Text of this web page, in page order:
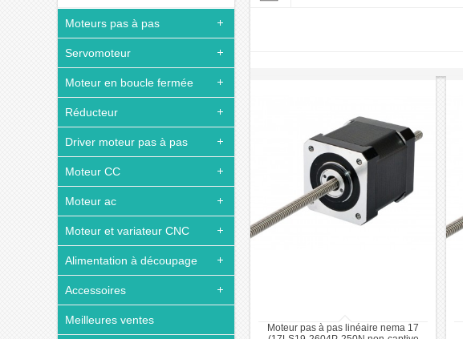
Moteurs pas à pas
Servomoteur
Moteur en boucle fermée
Réducteur
Driver moteur pas à pas
Moteur CC
Moteur ac
Moteur et variateur CNC
Alimentation à découpage
Accessoires
Meilleures ventes
Moteur pas à pas linéaire nema 17